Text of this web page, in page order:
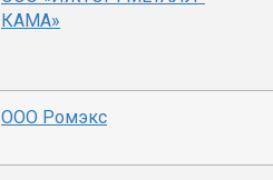
КАМА»
ООО Ромэкс